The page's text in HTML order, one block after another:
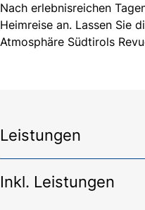
Nach erlebnisreichen
Heimreise an. Lassen Sie
Atmosphäre Südtirols
Leistungen
Inkl. Leistungen